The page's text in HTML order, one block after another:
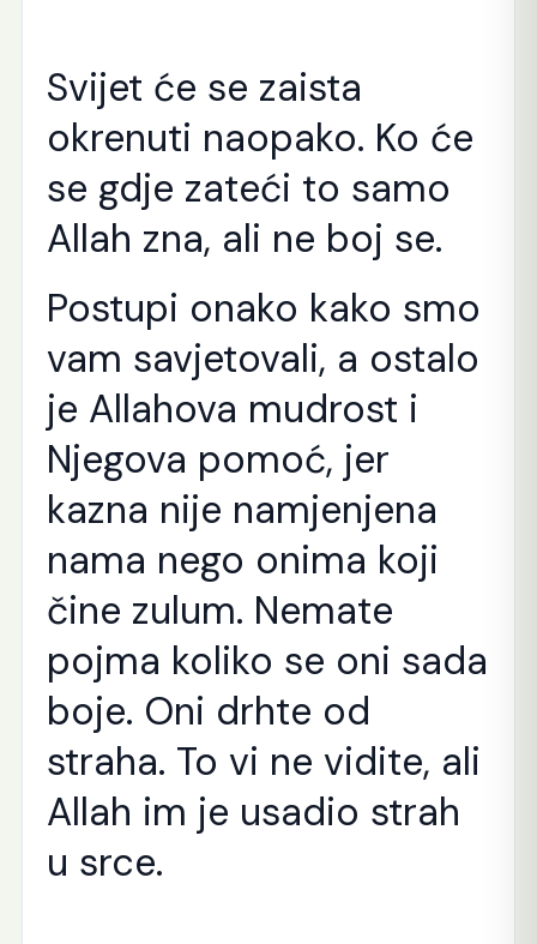
Svijet će se zaista
okrenuti naopako. Ko će
se gdje zateći to samo
Allah zna, ali ne boj se.
Postupi onako kako smo
vam savjetovali, a ostalo
je Allahova mudrost i
Njegova pomoć, jer
kazna nije namjenjena
nama nego onima koji
čine zulum. Nemate
pojma koliko se oni sada
boje. Oni drhte od
straha. To vi ne vidite, ali
Allah im je usadio strah
u srce.